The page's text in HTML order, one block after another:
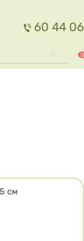
60 44 06
0
см